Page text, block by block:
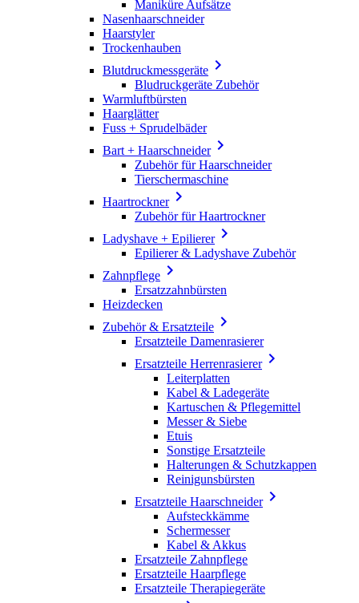
Maniküre Aufsätze
Nasenhaarschneider
Haarstyler
Trockenhauben
Blutdruckmessgeräte 
Bludruckgeräte Zubehör
Warmluftbürsten
Haarglätter
Fuss + Sprudelbäder
Bart + Haarschneider
Zubehör für Haarschneider
Tierschermaschine
Haartrockner
Zubehör für Haartrockner
Ladyshave + Epilierer
Epilierer & Ladyshave Zubehör
Zahnpflege 
Ersatzzahnbürsten
Heizdecken
Zubehör & Ersatzteile 
Ersatzteile Damenrasierer
Ersatzteile Herrenrasierer
Leiterplatten
Kabel & Ladegeräte
Kartuschen & Pflegemittel
Messer & Siebe
Etuis
Sonstige Ersatzteile
Halterungen & Schutzkappen
Reinigunsbürsten
Ersatzteile Haarschneider
Aufsteckkämme
Schermesser
Kabel & Akkus
Ersatzteile Zahnpflege
Ersatzteile Haarpflege
Ersatzteile Therapiegeräte